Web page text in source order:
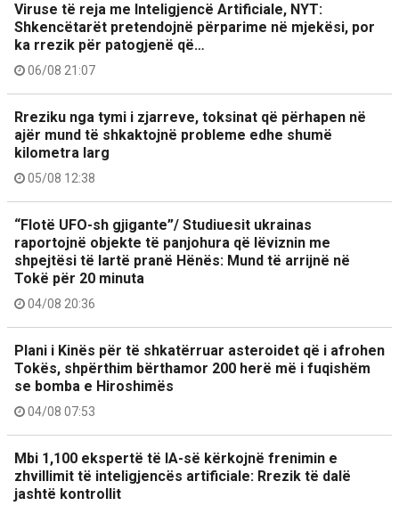
Viruse të reja me Inteligjencë Artificiale, NYT:
Shkencëtarët pretendojnë përparime në mjekësi, por
ka rrezik për patogjenë që…
06/08 21:07
Rreziku nga tymi i zjarreve, toksinat që përhapen në
ajër mund të shkaktojnë probleme edhe shumë
kilometra larg
05/08 12:38
“Flotë UFO-sh gjigante”/ Studiuesit ukrainas
raportojnë objekte të panjohura që lëviznin me
shpejtësi të lartë pranë Hënës: Mund të arrijnë në
Tokë për 20 minuta
04/08 20:36
Plani i Kinës për të shkatërruar asteroidet që i afrohen
Tokës, shpërthim bërthamor 200 herë më i fuqishëm
se bomba e Hiroshimës
04/08 07:53
Mbi 1,100 ekspertë të IA-së kërkojnë frenimin e
zhvillimit të inteligjencës artificiale: Rrezik të dalë
jashtë kontrollit